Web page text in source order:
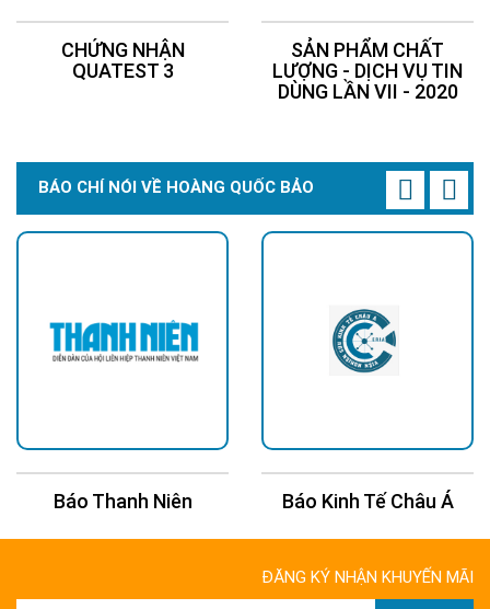
CHỨNG NHẬN
QUATEST 3
SẢN PHẨM CHẤT
LƯỢNG - DỊCH VỤ TIN
DÙNG LẦN VII - 2020
BÁO CHÍ NÓI VỀ HOÀNG QUỐC BẢO
Báo Thanh Niên Báo Kinh Tế Châu Á
ĐĂNG KÝ NHẬN KHUYẾN MÃI